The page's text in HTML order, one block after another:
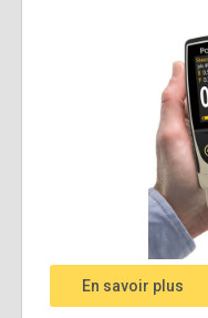
En savoir plus